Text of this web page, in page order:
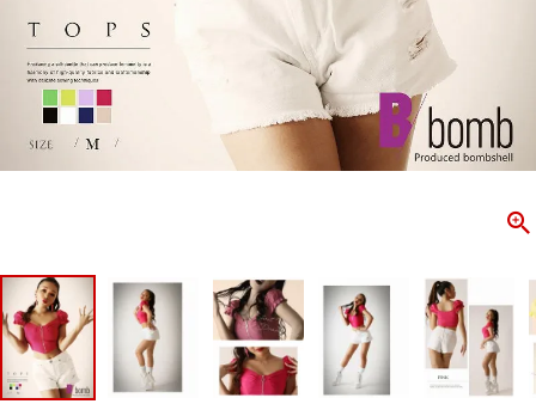
CONTENTS
ス
ス
新作
トップス
ボトムス